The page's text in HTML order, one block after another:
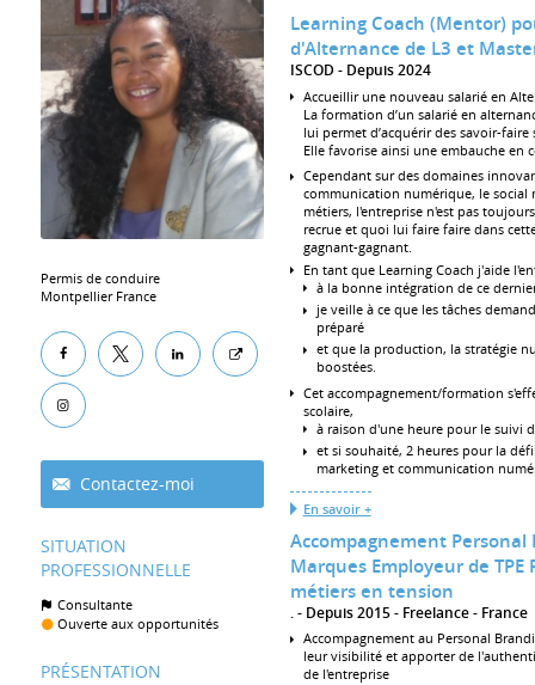
Permis de conduire
Montpellier France
Contactez-moi
SITUATION
PROFESSIONNELLE
Consultante
Ouverte aux opportunités
PRÉSENTATION
Learning Coach (Mentor)
d'Alternance de L3 et
ISCOD Depuis 2024
Accueillir une nouveau salarié en
La formation d’un salarié en
lui permet d’acquérir des savoir-faire
Elle favorise ainsi une embauche en
Cependant sur des domaines
communication numérique, le social
métiers, l'entreprise n'est pas
recrue et quoi lui faire faire dans
gagnant-gagnant.
En tant que Learning Coach j'aide
à la bonne intégration de ce
je veille à ce que les tâches
préparé
et que la production, la stratégie
boostées.
Cet accompagnement/formation
scolaire,
à raison d'une heure pour le suivi
et si souhaité, 2 heures pour la
marketing et communication
En savoir +
Accompagnement
Marques Employeur de
métiers en tension
. Depuis 2015 Freelance France
Accompagnement au Personal
leur visibilité et apporter de
de l'entreprise